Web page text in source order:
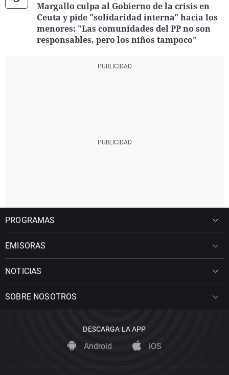
Margallo culpa al Gobierno de la crisis en
Ceuta y pide "solidaridad interna" hacia los
menores: "Las comunidades del PP no son
responsables, pero los niños tampoco"
PROGRAMAS
EMISORAS
NOTICIAS
SOBRE NOSOTROS
DESCARGA LA APP
Android iOS